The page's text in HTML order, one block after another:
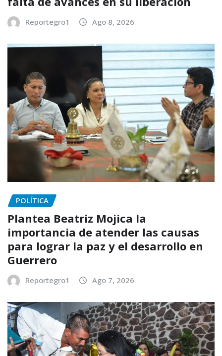
Reportegro1 Ago 8, 2026
POLÍTICA
Plantea Beatriz Mojica la
importancia de atender las causas
para lograr la paz y el desarrollo en
Guerrero
Reportegro1 Ago 7, 2026